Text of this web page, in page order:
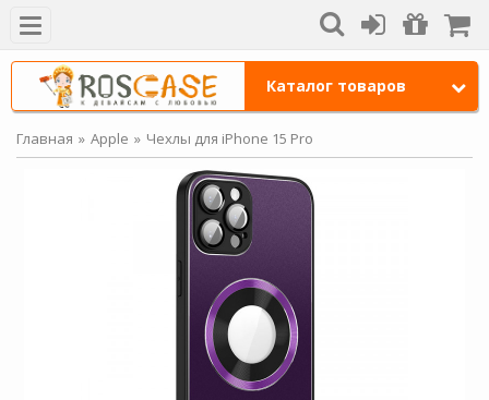
Каталог товаров
Главная Apple Чехлы для iPhone 15 Pro